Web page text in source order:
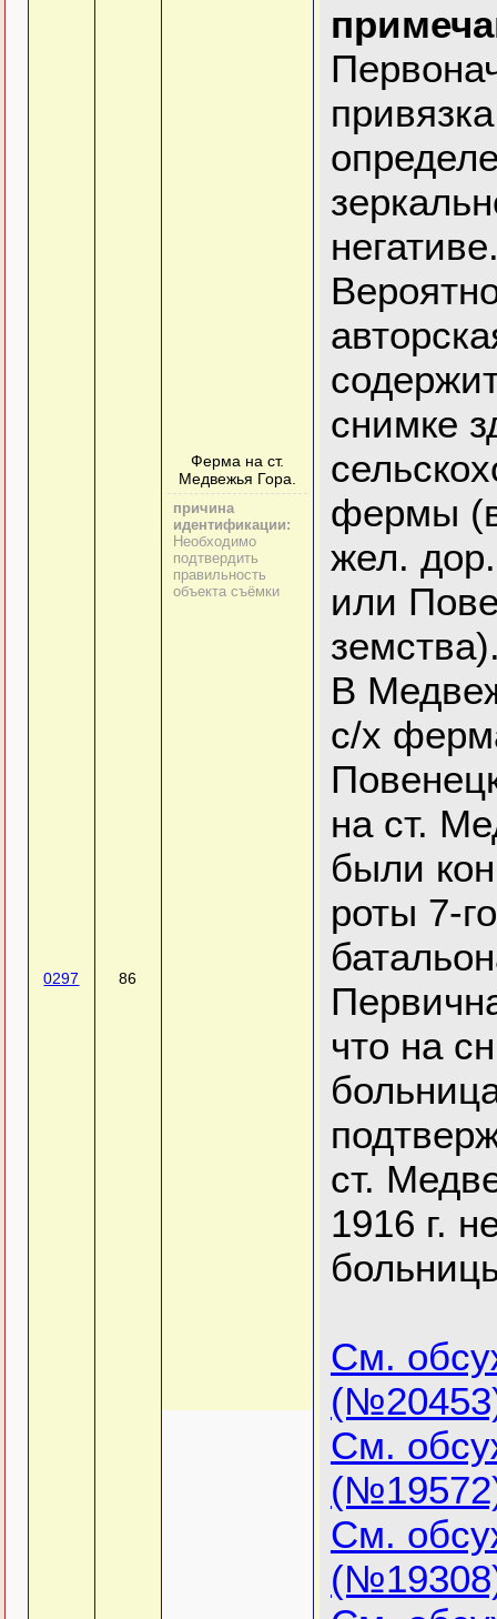
0297 86
Ферма на ст.
Медвежья Гора.
причина
идентификации:
Необходимо
подтвердить
правильность
объекта съёмки
снимке
фермы
жел.
или
В
с/х
на ст.
были
роты 7-
что на
ст.
1916 г.
См.
См.
См.